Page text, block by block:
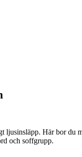
Här bor
och soffgrupp.